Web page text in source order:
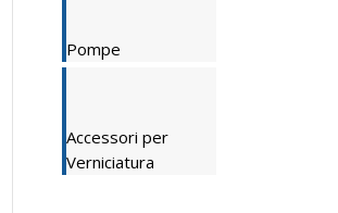
Pompe
Accessori per
Verniciatura